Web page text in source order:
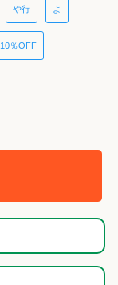
や行 よ
％OFF